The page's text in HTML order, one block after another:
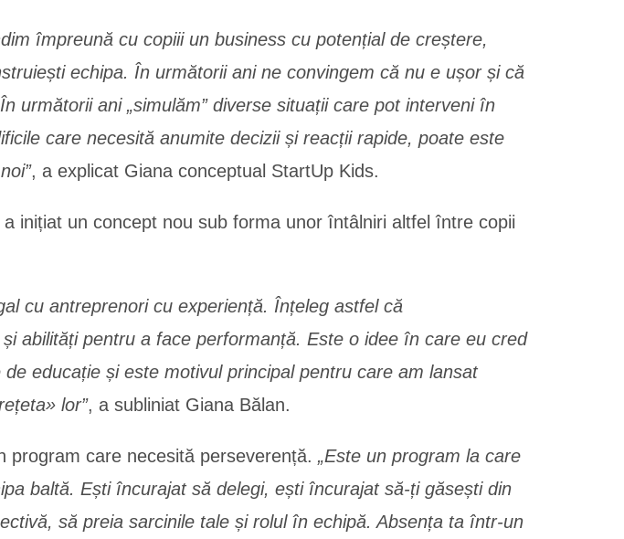
împreună cu copiii un business cu potențial de creștere,
echipa. În următorii ani ne convingem că nu e ușor și că
următorii ani „simulăm” diverse situații care pot interveni în
care necesită anumite decizii și reacții rapide, poate este
, a explicat Giana conceptual StartUp Kids.
inițiat un concept nou sub forma unor întâlniri altfel între copii
cu antreprenori cu experiență. Înțeleg astfel că
abilități pentru a face performanță. Este o idee în care eu cred
educație și este motivul principal pentru care am lansat
lor”, a subliniat Giana Bălan.
program care necesită perseverență. „Este un program la care
baltă. Ești încurajat să delegi, ești încurajat să-ți găsești din
să preia sarcinile tale și rolul în echipă. Absența ta într-un